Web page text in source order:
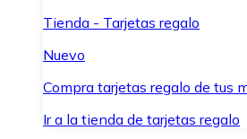
Tienda - Tarjetas regalo
Nuevo
Compra tarjetas regalo de tus
Ir a la tienda de tarjetas regalo